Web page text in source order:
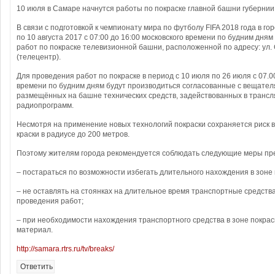
10 июля в Самаре начнутся работы по покраске главной башни губернии
В связи с подготовкой к чемпионату мира по футболу FIFA 2018 года в
по 10 августа 2017 с 07:00 до 16:00 московского времени по будним
работ по покраске телевизионной башни, расположенной по адресу:
(телецентр).
Для проведения работ по покраске в период с 10 июля по 26 июля с
времени по будним дням будут производиться согласованные с
размещённых на башне технических средств, задействованных в
радиопрограмм.
Несмотря на применение новых технологий покраски сохраняется риск
краски в радиусе до 200 метров.
Поэтому жителям города рекомендуется соблюдать следующие меры
– постараться по возможности избегать длительного нахождения в зоне
– не оставлять на стоянках на длительное время транспортные
проведения работ;
– при необходимости нахождения транспортного средства в зоне
материал.
http://samara.rtrs.ru/tv/breaks/
Ответить